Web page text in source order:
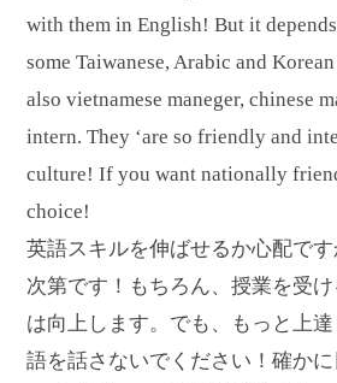
with them in English! But it depends
some Taiwanese, Arabic and
also vietnamese maneger, chinese
intern. They ‘are so friendly and
culture! If you want nationally
choice!
英語スキルを伸ばせるか心配で
次第です！もちろん、授業を受
は向上します。でも、もっと上
語を話さないでください！確か